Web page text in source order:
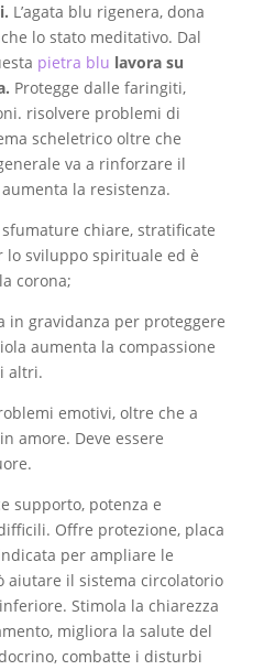
. L’agata blu rigenera, dona
lo stato meditativo. Dal
pietra blu lavora su
. Protegge dalle faringiti,
risolvere problemi di
scheletrico oltre che
va a rinforzare il
la resistenza.
chiare, stratificate
lo sviluppo spirituale ed è
corona;
in gravidanza per proteggere
aumenta la compassione
altri.
emotivi, oltre che a
amore. Deve essere
supporto, potenza e
Offre protezione, placa
per ampliare le
aiutare il sistema circolatorio
Stimola la chiarezza
migliora la salute del
combatte i disturbi